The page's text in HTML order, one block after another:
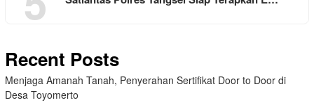
Recent Posts
Menjaga Amanah Tanah, Penyerahan Sertifikat Door to Door di
Desa Toyomerto